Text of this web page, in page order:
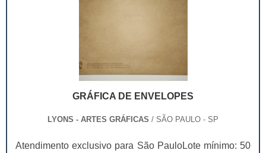
GRÁFICA DE ENVELOPES
LYONS - ARTES GRÁFICAS / SÃO PAULO - SP
Atendimento exclusivo para São PauloLote mínimo: 50